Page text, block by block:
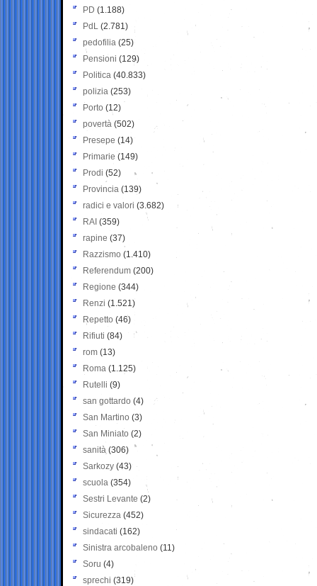
PD (1.188)
PdL (2.781)
pedofilia (25)
Pensioni (129)
Politica (40.833)
polizia (253)
Porto (12)
povertà (502)
Presepe (14)
Primarie (149)
Prodi (52)
Provincia (139)
radici e valori (3.682)
RAI (359)
rapine (37)
Razzismo (1.410)
Referendum (200)
Regione (344)
Renzi (1.521)
Repetto (46)
Rifiuti (84)
rom (13)
Roma (1.125)
Rutelli (9)
san gottardo (4)
San Martino (3)
San Miniato (2)
sanità (306)
Sarkozy (43)
scuola (354)
Sestri Levante (2)
Sicurezza (452)
sindacati (162)
Sinistra arcobaleno (11)
Soru (4)
sprechi (319)